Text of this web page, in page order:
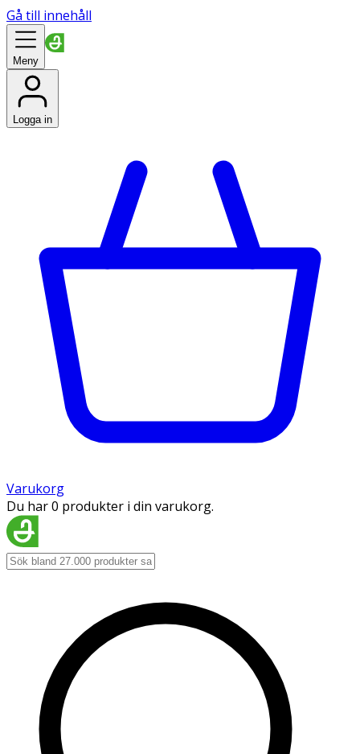
Gå till innehåll
Meny
Logga in
Varukorg
Du har 0 produkter i din varukorg.